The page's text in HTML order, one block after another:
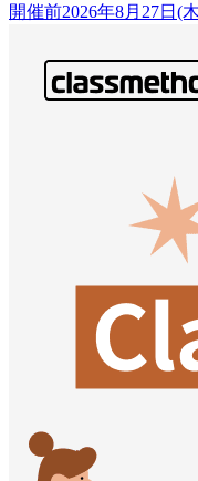
開催前2026年8月27日(